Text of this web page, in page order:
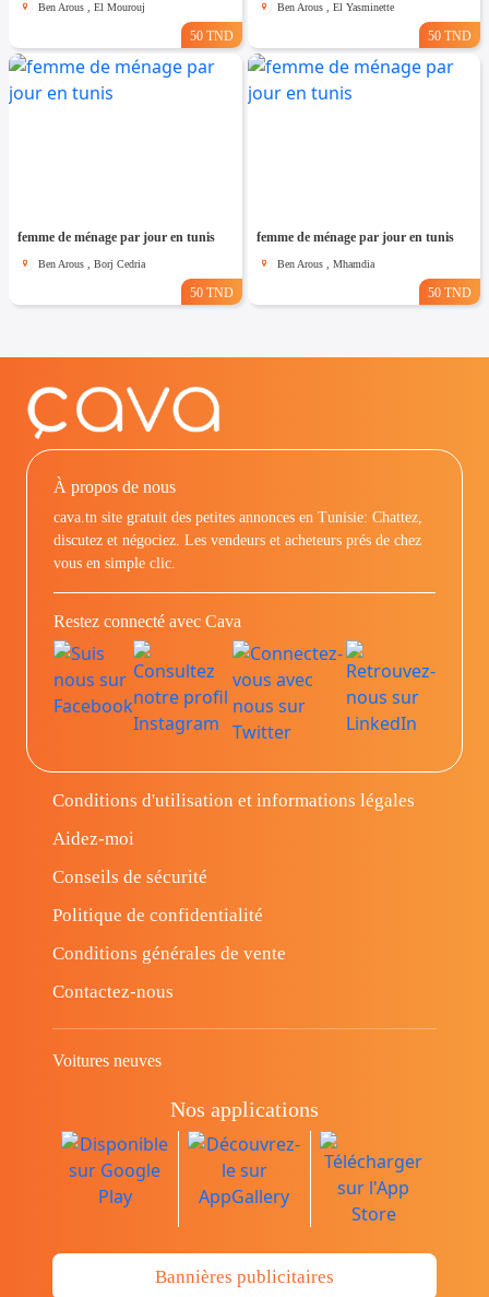
Ben Arous , El Mourouj
50 TND
Ben Arous , El Yasminette
50 TND
femme de ménage par jour en tunis
Ben Arous , Borj Cedria
50 TND
femme de ménage par jour en tunis
Ben Arous , Mhamdia
50 TND
À propos de nous
cava.tn site gratuit des petites annonces en Tunisie: Chattez,
discutez et négociez. Les vendeurs et acheteurs prés de chez
vous en simple clic.
Restez connecté avec Cava
Conditions d'utilisation et informations légales
Aidez-moi
Conseils de sécurité
Politique de confidentialité
Conditions générales de vente
Contactez-nous
Voitures neuves
Nos applications
Bannières publicitaires